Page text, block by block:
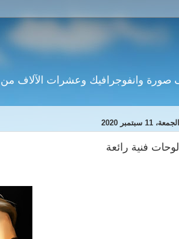
الجمعة، 11 سبتمبر 2020
لوحات فنية رائعة